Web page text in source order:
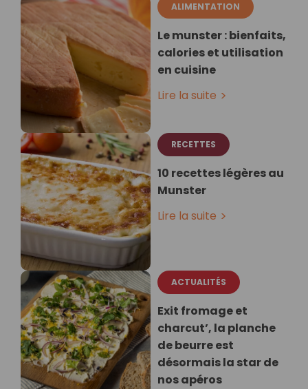
ALIMENTATION
Le munster : bienfaits,
calories et utilisation
en cuisine
Lire la suite
RECETTES
10 recettes légères au
Munster
Lire la suite
ACTUALITÉS
Exit fromage et
charcut’, la planche
de beurre est
désormais la star de
nos apéros